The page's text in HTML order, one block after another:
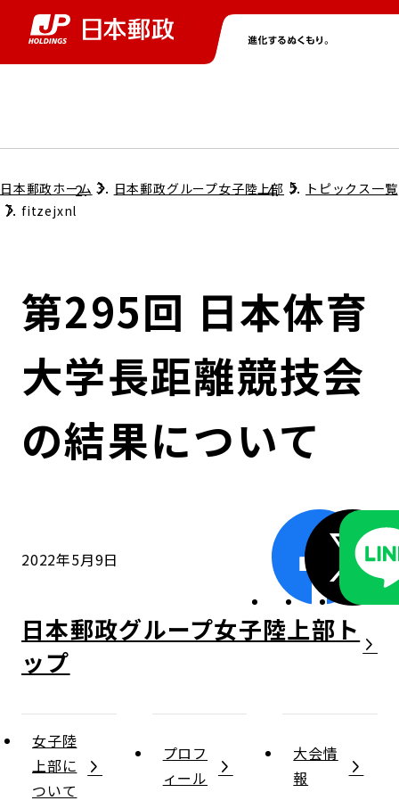
グループ情報トップ
コンプライアンス
ガバナンス
ローカル共創イニシアティブ
株主・投資家情報トップ
個人投資家のみなさまへ
株式情報
IRニュース
ニューストップ
サステナビリティトップ
担当役員メッセージ
サステナビリティマネジメント
ESGデータ集
採用情報トップ
日本郵政ホーム 日本郵政グループ女子陸上部
トピックス一覧
fitzejxnl
第295回 日本体育
大学長距離競技会
の結果について
2022年5月9日
日本郵政グループ女子陸上部
女子陸
上部に
ついて
プロフ
ィール
大会情
報